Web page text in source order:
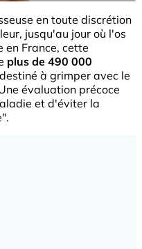
en toute discrétion
jusqu'au jour où l'os
en France, cette
plus de 490 000
à grimper avec le
évaluation précoce
et d'éviter la